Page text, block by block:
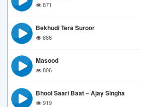
871
Bekhudi Tera Suroor
886
Masood
806
Bhool Saari Baat – Ajay Singha
919